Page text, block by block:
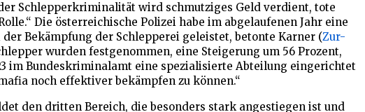
Schlepperkriminalität wird schmutziges Geld verdient, tote
Die österreichische Polizei habe im abgelaufenen Jahr eine
Bekämpfung der Schlepperei geleistet, betonte Karner (Zur-
wurden festgenommen, eine Steigerung um 56 Prozent,
im Bundeskriminalamt eine spezialisierte Abteilung eingerichtet
noch effektiver bekämpfen zu können.“
den dritten Bereich, die besonders stark angestiegen ist und